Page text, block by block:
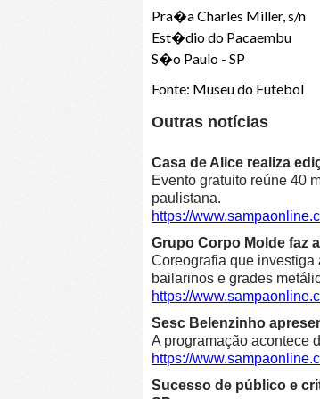
Pra�a Charles Miller, s/n
Est�dio do Pacaembu
S�o Paulo - SP
Fonte: Museu do Futebol
Outras notícias
Casa de Alice realiza
Evento gratuito reúne 40
paulistana.
https://
Grupo Corpo Molde faz
Coreografia que investiga
bailarinos e grades
https://
Sesc Belenzinho
A programação acontece
https://
Sucesso de público e